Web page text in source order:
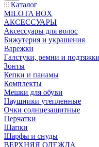
Каталог
MILOTA BOX
АКСЕССУАРЫ
Аксессуары для волос
Бижутерия и украшения
Варежки
Галстуки, ремни и подтяжки
Зонты
Кепки и панамы
Комплекты
Мешки для обуви
Наушники утепленные
Очки солнцезащитные
Перчатки
Шапки
Шарфы и снуды
ВЕРХНЯЯ ОДЕЖДА